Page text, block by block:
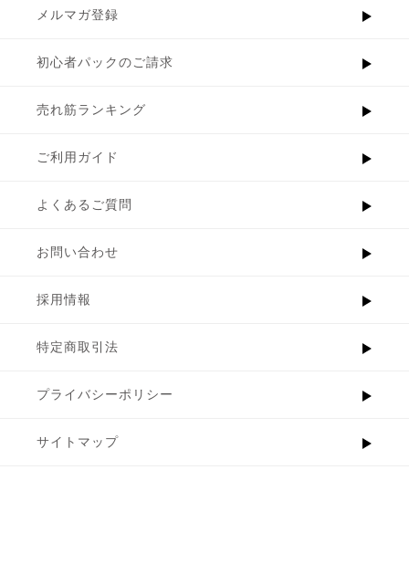
メルマガ登録
初心者パックのご請求
売れ筋ランキング
ご利用ガイド
よくあるご質問
お問い合わせ
採用情報
特定商取引法
プライバシーポリシー
サイトマップ